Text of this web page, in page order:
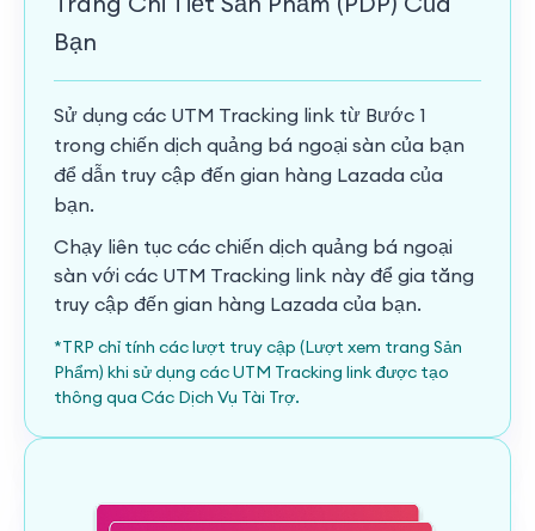
Bạn
Sử dụng các UTM Tracking link từ Bước 1
trong chiến dịch quảng bá ngoại sàn của bạn
để dẫn truy cập đến gian hàng Lazada của
bạn.
Chạy liên tục các chiến dịch quảng bá ngoại
sàn với các UTM Tracking link này để gia tăng
truy cập đến gian hàng Lazada của bạn.
*TRP chỉ tính các lượt truy cập (Lượt xem trang Sản
Phẩm) khi sử dụng các UTM Tracking link được tạo
thông qua Các Dịch Vụ Tài Trợ.